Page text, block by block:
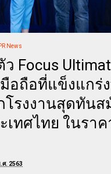
PR News
ว Focus
อถือที่แข็งแกร่
โรงงานสุดทันส
ทศไทย ในราค
ศ. 2563